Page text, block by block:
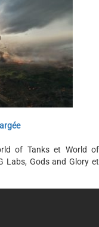
of Tanks et World of
Labs, Gods and Glory et